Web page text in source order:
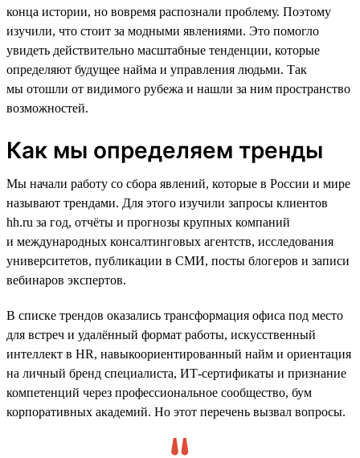
конца истории, но вовремя распознали проблему. Поэтому
изучили, что стоит за модными явлениями. Это помогло
увидеть действительно масштабные тенденции, которые
определяют будущее найма и управления людьми. Так
мы отошли от видимого рубежа и нашли за ним пространство
возможностей.
Как мы определяем тренды
Мы начали работу со сбора явлений, которые в России и мире
называют трендами. Для этого изучили запросы клиентов
hh.ru за год, отчёты и прогнозы крупных компаний
и международных консалтинговых агентств, исследования
университетов, публикации в СМИ, посты блогеров и записи
вебинаров экспертов.
В списке трендов оказались трансформация офиса под место
для встреч и удалённый формат работы, искусственный
интеллект в HR, навыкоориентированный найм и ориентация
на личный бренд специалиста, ИТ-сертификаты и признание
компетенций через профессиональное сообщество, бум
корпоративных академий. Но этот перечень вызвал вопросы.